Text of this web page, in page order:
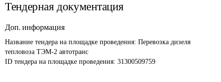
Тендерная документация
Доп. информация
Название тендера на площадке проведения: Перевозка дизеля
тепловоза ТЭМ-2 автотранс
ID тендера на площадке проведения: 31300509759